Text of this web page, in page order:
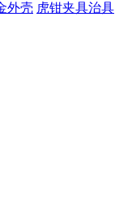
外壳 虎钳夹具治具